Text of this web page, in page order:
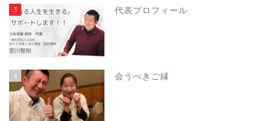
3 代表プロフィール
4 会うべきご縁